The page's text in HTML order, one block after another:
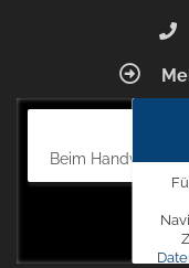
Beim Handweiser